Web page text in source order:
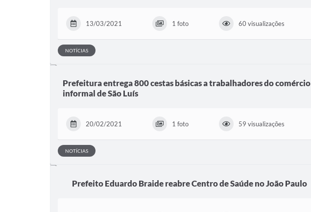
13/03/2021 1 foto 60 visualizações
NOTÍCIAS
Prefeitura entrega 800 cestas básicas a trabalhadores do comércio
informal de São Luís
20/02/2021 1 foto 59 visualizações
NOTÍCIAS
Prefeito Eduardo Braide reabre Centro de Saúde no João Paulo